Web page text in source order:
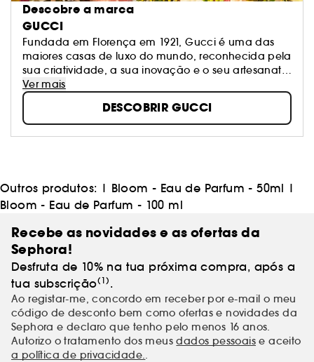
Descobre a marca
GUCCI
Fundada em Florença em 1921, Gucci é uma das
maiores casas de luxo do mundo, reconhecida pela
sua criatividade, a sua inovação e o seu artesanato
italiano incomparável. Os perfumes Gucci fazem
parte da oferta Gucci com um portfólio de
fragrâncias que inclui Gucci by Gucci, Gucci Guilty
e Gucci Première.
Ver mais
DESCOBRIR GUCCI
Outros produtos: | Bloom - Eau de Parfum - 50ml |
Bloom - Eau de Parfum - 100 ml
Recebe as novidades e as ofertas da
Sephora!
Desfruta de 10% na tua próxima compra, após a
tua subscrição(1) .
Ao registar-me, concordo em receber por e-mail o meu
código de desconto bem como ofertas e novidades da
Sephora e declaro que tenho pelo menos 16 anos.
Autorizo o tratamento dos meusdados pessoais e aceito
a política de privacidade..